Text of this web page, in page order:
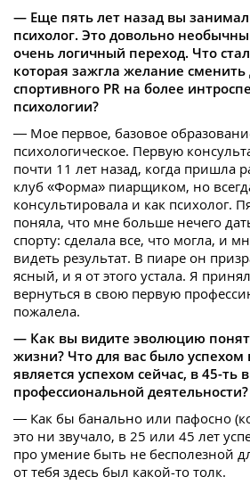
— Еще пять лет назад вы
психолог. Это довольно
очень логичный переход. Что
которая зажгла желание
спортивного PR на более
психологии?
— Мое первое, базовое
психологическое. Первую
почти 11 лет назад, когда пришла
клуб «Форма» пиарщиком, но
консультировала и как психолог.
поняла, что мне больше нечего
спорту: сделала все, что могла, и
видеть результат. В пиаре он
ясный, и я от этого устала. Я
вернуться в свою первую
пожалела.
— Как вы видите эволюцию
жизни? Что для вас было успехом
является успехом сейчас, в 45-ть
профессиональной деятельности?
— Как бы банально или пафосно
это ни звучало, в 25 или 45 лет
про умение быть не бесполезной
от тебя здесь был какой-то толк.